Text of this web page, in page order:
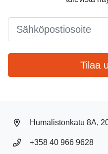
Tilaa
Humalistonkatu 8A,
+358 40 966 9628